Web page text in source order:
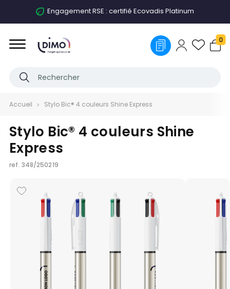
Engagement RSE : certifié Ecovadis Platinum
0
Accueil Stylo Bic® 4 couleurs Shine Express
Stylo Bic® 4 couleurs Shine
Express
ref. 348/250219